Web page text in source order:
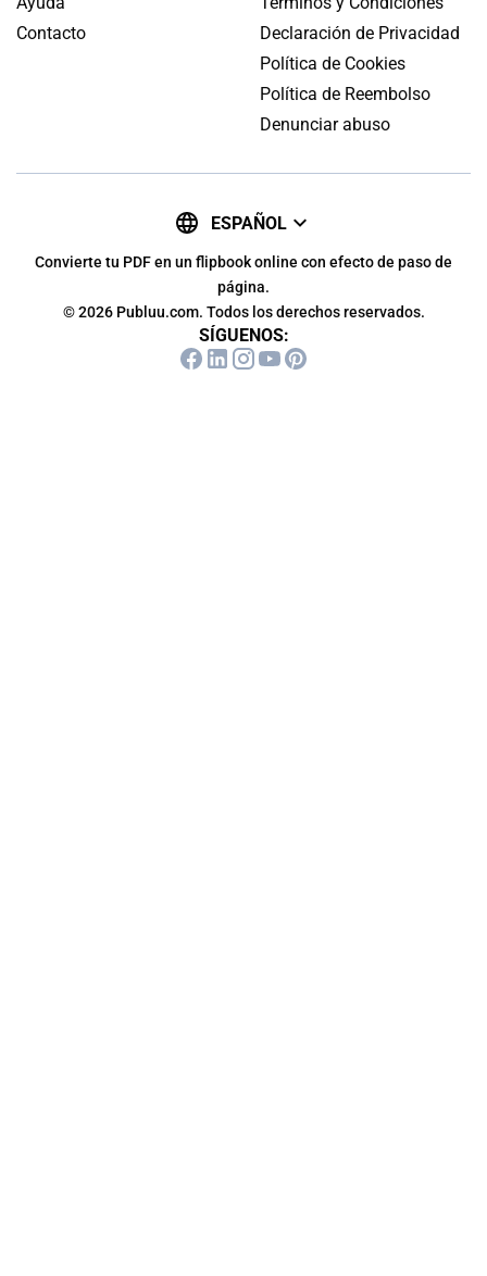
Contacto
Declaración de Privacidad
Política de Cookies
Política de Reembolso
Denunciar abuso
ESPAÑOL
Convierte tu PDF en un flipbook online con efecto de paso de
página.
© 2026 Publuu.com. Todos los derechos reservados.
SÍGUENOS: